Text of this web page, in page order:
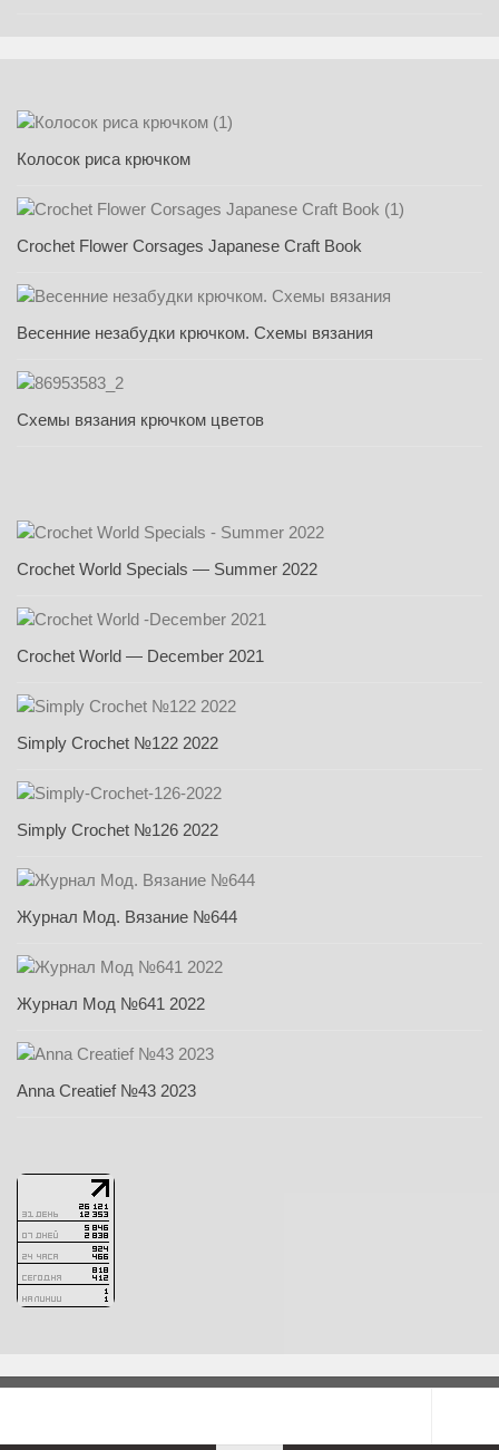
Колосок риса крючком
Crochet Flower Corsages Japanese Craft Book
Весенние незабудки крючком. Схемы вязания
Схемы вязания крючком цветов
Crochet World Specials — Summer 2022
Crochet World — December 2021
Simply Crochet №122 2022
Simply Crochet №126 2022
Журнал Мод. Вязание №644
Журнал Мод №641 2022
Anna Creatief №43 2023